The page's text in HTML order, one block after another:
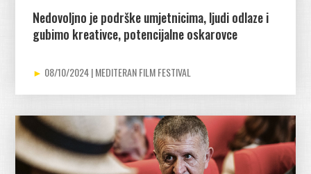
Nedovoljno je podrške umjetnicima, ljudi odlaze i
gubimo kreativce, potencijalne oskarovce
08/10/2024